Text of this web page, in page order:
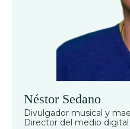
Néstor Sedano
Divulgador musical y
Director del medio digital